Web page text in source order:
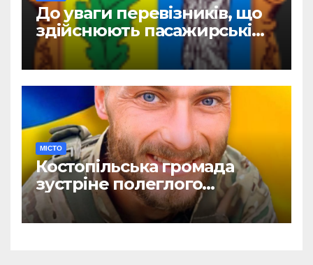
До уваги перевізників, що
здійснюють пасажирські
перевезення
МІСТО
Костопільська громада
зустріне полеглого
головного сержанта Сергія
Василюка